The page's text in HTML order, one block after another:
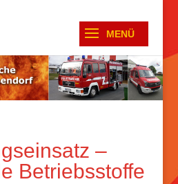
–
Betriebsstoffe